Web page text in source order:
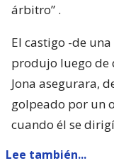
árbitro” .
El castigo -de
produjo luego de
Jona asegurara,
golpeado por un
cuando él se
Lee también...